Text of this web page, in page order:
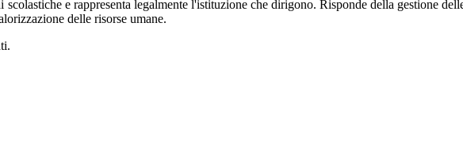
e rappresenta legalmente l'istituzione che dirigono. Risponde della gestione
delle risorse umane.